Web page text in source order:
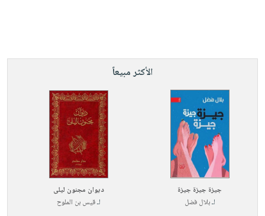
الأكثر مبيعاً
جيزة جيزة جيزة
لـبلال فضل
ديوان مجنون ليلى
لـقيس بن الملوح